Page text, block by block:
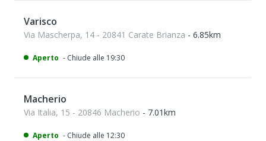
Varisco
Via Mascherpa, 14 - 20841 Carate Brianza - 6.85km
Aperto - Chiude alle 19:30
Macherio
Via Italia, 15 - 20846 Macherio - 7.01km
Aperto - Chiude alle 12:30